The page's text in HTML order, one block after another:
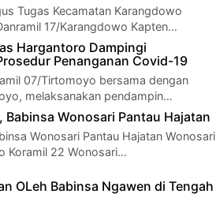
Tugas Kecamatan Karangdowo
17/Karangdowo Kapten…
Hargantoro Dampingi
Penanganan Covid-19
07/Tirtomoyo bersama dengan
melaksanakan pendampin…
Wonosari Pantau Hajatan
Wonosari Pantau Hajatan Wonosari
Koramil 22 Wonosari…
OLeh Babinsa Ngawen di Tengah